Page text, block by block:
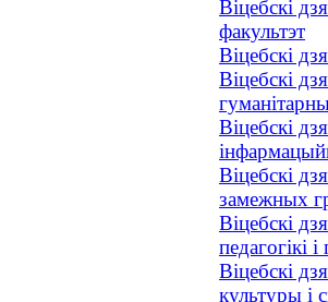
Віцебскі
факультэт
Віцебскі
Віцебскі
Віцебскі
Віцебскі
замежных
Віцебскі
педагогікі і
Віцебскі
культуры і